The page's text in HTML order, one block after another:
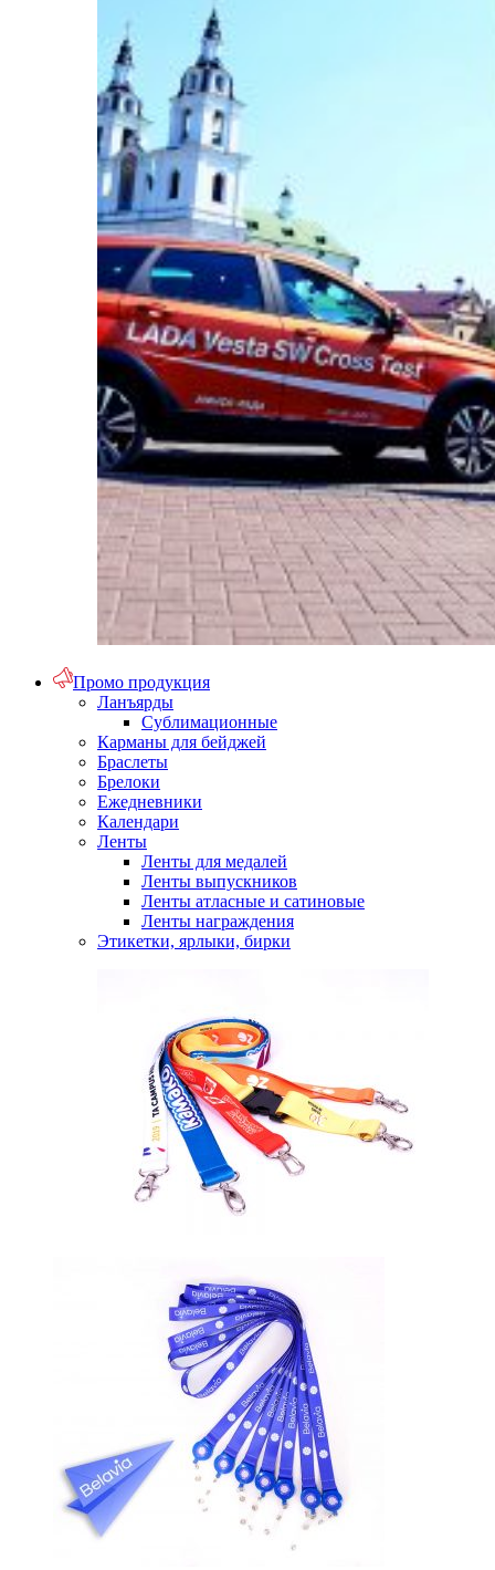
Промо продукция
Ланъярды
Сублимационные
Карманы для бейджей
Браслеты
Брелоки
Ежедневники
Календари
Ленты
Ленты для медалей
Ленты выпускников
Ленты атласные и сатиновые
Ленты награждения
Этикетки, ярлыки, бирки